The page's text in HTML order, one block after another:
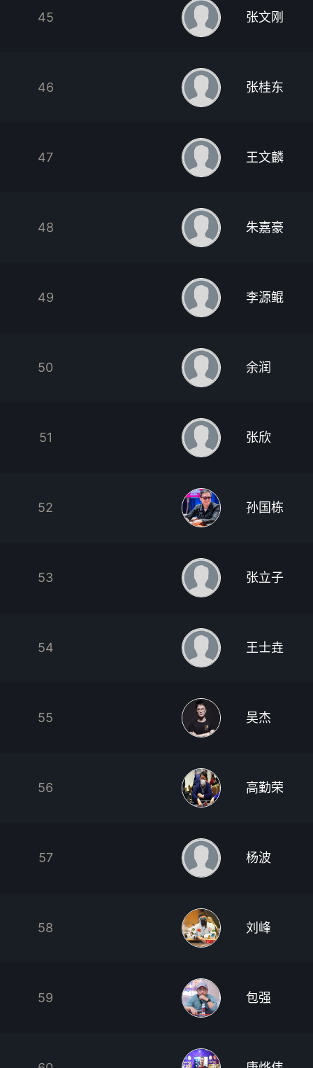
45 张文刚
46 张桂东
47 王文麟
48 朱嘉豪
49 李源鲲
50 余润
51 张欣
52 孙国栋
53 张立子
54 王士垚
55 吴杰
56 高勤荣
57 杨波
58 刘峰
59 包强